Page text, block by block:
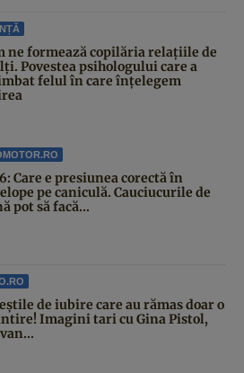
ne formează copilăria relațiile de
Povestea psihologului care a
felul în care înțelegem
Care e presiunea corectă în
pe caniculă. Cauciucurile de
pot să facă...
de iubire care au rămas doar o
Imagini tari cu Gina Pistol,